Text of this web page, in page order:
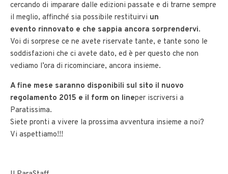
cercando di imparare dalle edizioni passate e di trarne sempre
il meglio, affinché sia possibile restituirvi un
evento rinnovato e che sappia ancora sorprendervi.
Voi di sorprese ce ne avete riservate tante, e tante sono le
soddisfazioni che ci avete dato, ed è per questo che non
vediamo l’ora di ricominciare, ancora insieme.
A fine mese saranno disponibili sul sito il nuovo
regolamento 2015 e il form on lineper iscriversi a
Paratissima.
Siete pronti a vivere la prossima avventura insieme a noi?
Vi aspettiamo!!!